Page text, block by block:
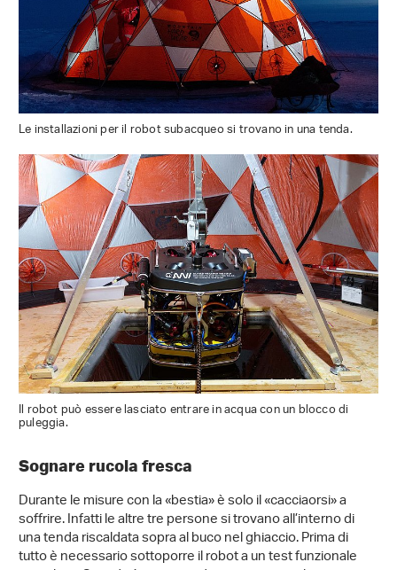
Le installazioni per il robot subacqueo si trovano in una tenda.
Il robot può essere lasciato entrare in acqua con un blocco di
puleggia.
Sognare rucola fresca
Durante le misure con la «bestia» è solo il «cacciaorsi» a
soffrire. Infatti le altre tre persone si trovano all’interno di
una tenda riscaldata sopra al buco nel ghiaccio. Prima di
tutto è necessario sottoporre il robot a un test funzionale